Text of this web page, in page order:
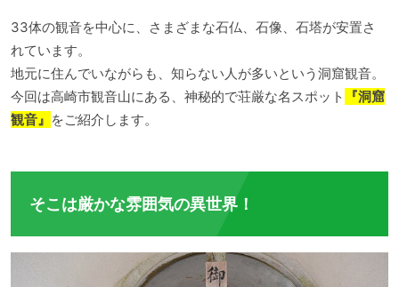
33体の観音を中心に、さまざまな石仏、石像、石塔が安置さ
れています。
地元に住んでいながらも、知らない人が多いという洞窟観音。
今回は高崎市観音山にある、神秘的で荘厳な名スポット
『洞窟
観音』 をご紹介します。
そこは厳かな雰囲気の異世界！